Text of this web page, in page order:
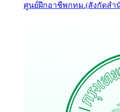
ศูนย์ฝึกอาชีพกทม.(สังกัดสำ